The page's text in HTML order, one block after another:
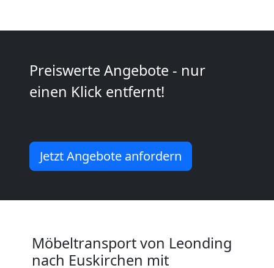
Preiswerte Angebote - nur
einen Klick entfernt!
Jetzt Angebote anfordern
Möbeltransport von Leonding
nach Euskirchen mit
Umzüge
Leonding
Vereinsumzug
Leonding
National